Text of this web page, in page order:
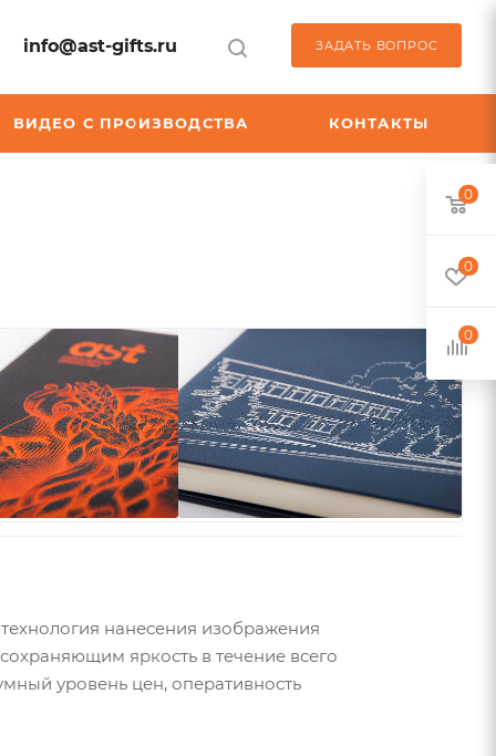
info@ast-gifts.ru ЗАДАТЬ ВОПРОС
ВИДЕО С ПРОИЗВОДСТВА КОНТАКТЫ
нанесения изображения
яркость в течение всего
уровень цен, оперативность
0
0
0